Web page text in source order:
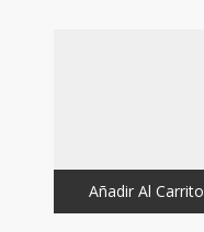
Añadir Al Carrito